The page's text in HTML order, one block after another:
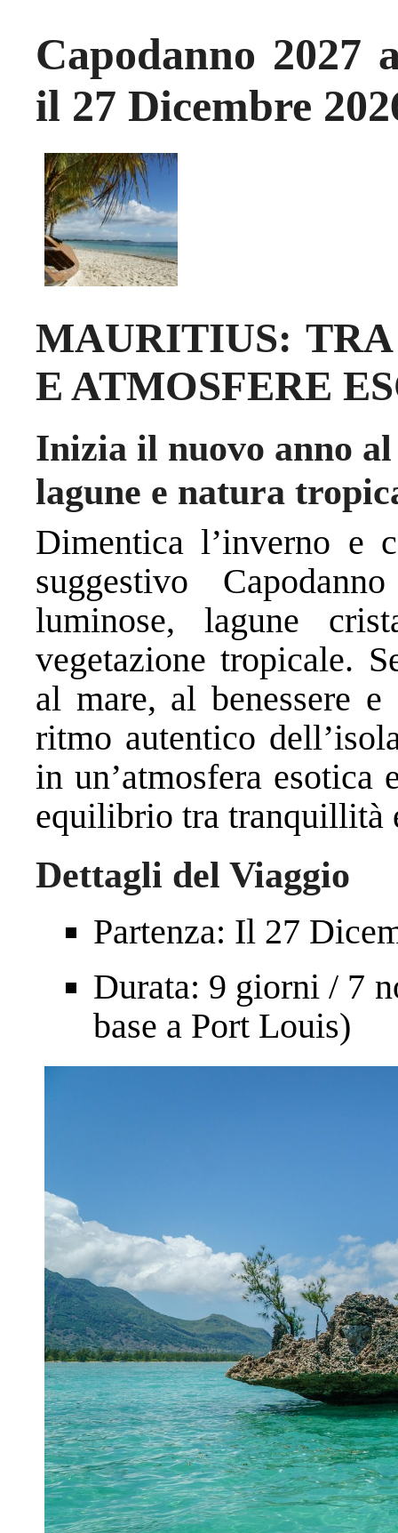
Capodanno 2027
il 27 Dicembre
MAURITIUS:
E ATMOSFERE
Inizia il nuovo anno
lagune e natura
Dimentica l’inverno e
suggestivo
luminose, lagune
vegetazione tropicale.
al mare, al benessere
ritmo autentico
in un’atmosfera
equilibrio tra tranquillità
Dettagli del Viaggio
Partenza: Il 27
Durata: 9 giorni / 7
base a Port Louis)